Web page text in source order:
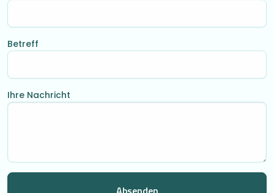
Betreff
Ihre Nachricht